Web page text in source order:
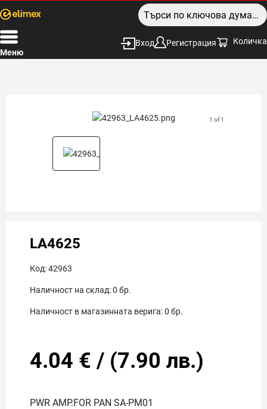
Меню
Вход Регистрация Количка
1 of 1
LA4625
Код:42963
Наличност на склад:0 бр.
Наличност в магазинната верига:0 бр.
4.04 € / (7.90 лв.)
PWR AMP.FOR PAN SA-PM01